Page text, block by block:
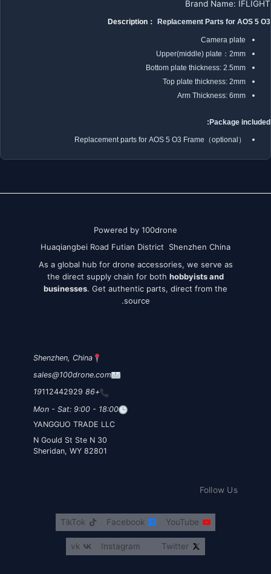
Brand Name: IFLIGHT
Description： Replacement Parts for AOS 5 O3
Camera plate
Upper(middle) plate：2mm
Bottom plate thickness: 2.5mm
Top plate thickness: 2mm
Arm Thickness: 6mm
Package included:
Replacement parts for AOS 5 O3 Frame（optional）
Powered by 100drone
Huaqiangbei Road Futian District Shenzhen China
As a global hub for drone accessories, we serve as
the direct supply chain for both hobbyists and
businesses. Get authentic parts, direct from the
source.
Shenzhen, China
sales@100drone.com
+86 19
112442929
Mon - Sat: 9:00 - 18:00
YANGGUO TRADE LLC
30 N Gould St Ste N
Sheridan, WY 82801
Follow Us
YouTube
Facebook
TikTok
Twitter
Instagram
vk